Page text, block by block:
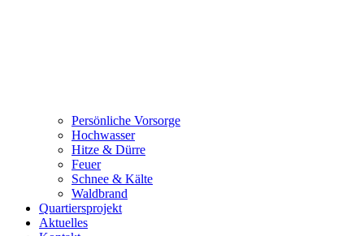
Persönliche Vorsorge
Hochwasser
Hitze & Dürre
Feuer
Schnee & Kälte
Waldbrand
Quartiersprojekt
Aktuelles